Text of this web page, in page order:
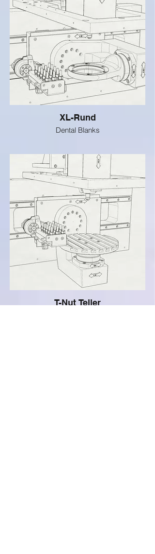
XL-Rund
Dental Blanks
T-Nut Teller